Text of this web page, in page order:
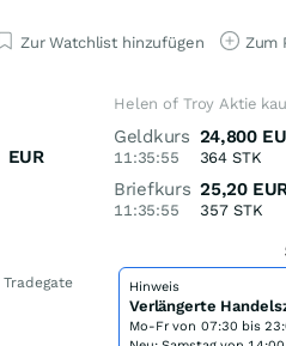
Zur Watchlist hinzufügen Zum
EUR
Tradegate
Helen of Troy Aktie
Geldkurs
11:35:55
24,800
364 STK
Briefkurs
11:35:55
25,20
357STK
Hinweis
Verlängerte
Mo-Fr von 07:30 bis